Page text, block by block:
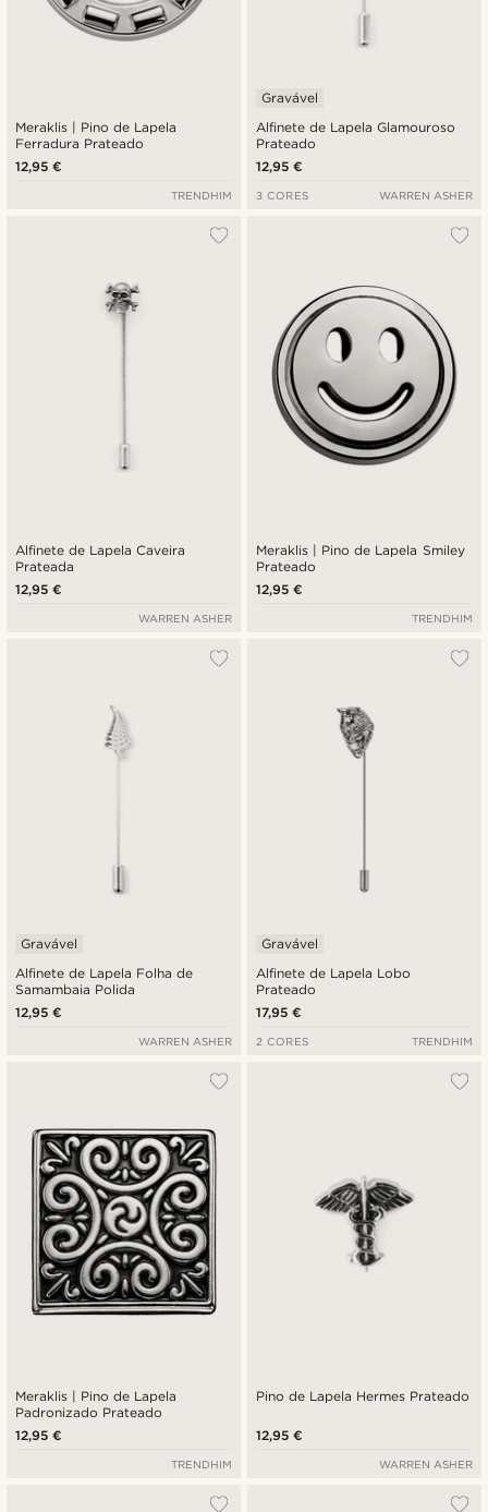
Meraklis | Pino de Lapela
Ferradura Prateado
12,95 €
TRENDHIM
Alfinete de Lapela Glamouroso
Prateado
Gravável
12,95 €
3 CORES WARREN ASHER
Alfinete de Lapela Caveira
Prateada
12,95 €
WARREN ASHER
Meraklis | Pino de Lapela Smiley
Prateado
12,95 €
TRENDHIM
Alfinete de Lapela Folha de
Samambaia Polida
Gravável
12,95 €
WARREN ASHER
Alfinete de Lapela Lobo
Prateado
Gravável
17,95 €
2 CORES TRENDHIM
Meraklis | Pino de Lapela
Padronizado Prateado
12,95 €
TRENDHIM
Pino de Lapela Hermes Prateado
12,95 €
WARREN ASHER